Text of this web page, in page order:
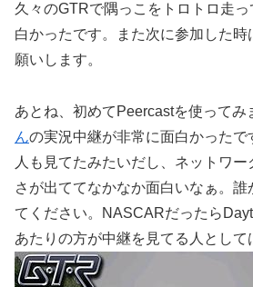
久々のGTRで隅っこをトロトロ走
白かったです。また次に参加した
願いします。
あとね、初めてPeercastを使ってみ
んの実況中継が非常に面白かったで
人も見てたみたいだし、ネットワ
さが出ててなかなか面白いなぁ。
てください。NASCARだったら
あたりの方が中継を見てる人として